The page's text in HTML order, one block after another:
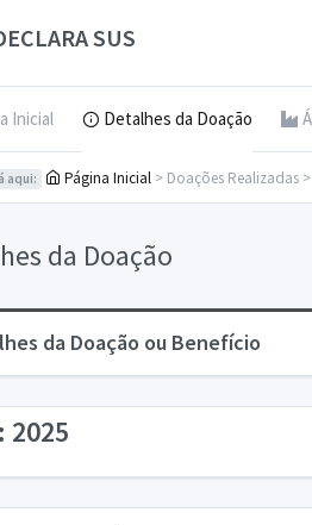
SUS
Inicial Detalhes da Doação
aqui: Página Inicial > Doações Realizadas
da Doação
da Doação ou Benefício
2025